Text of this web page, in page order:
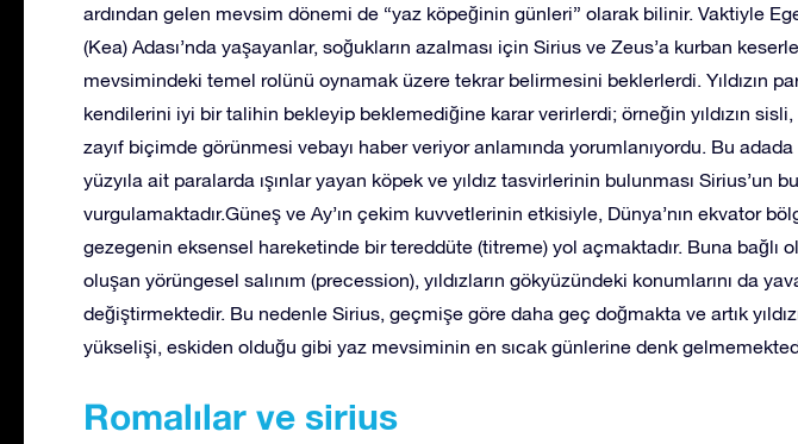
ardından gelen mevsim dönemi de “yaz köpeğinin günleri” olarak bilinir. Vaktiyle
(Kea) Adası’nda yaşayanlar, soğukların azalması için Sirius ve Zeus’a kurban
mevsimindeki temel rolünü oynamak üzere tekrar belirmesini beklerlerdi. Yıldızın
kendilerini iyi bir talihin bekleyip beklemediğine karar verirlerdi; örneğin yıldızın sisli,
zayıf biçimde görünmesi vebayı haber veriyor anlamında yorumlanıyordu. Bu
yüzyıla ait paralarda ışınlar yayan köpek ve yıldız tasvirlerinin bulunması Sirius’un
vurgulamaktadır.Güneş ve Ay’ın çekim kuvvetlerinin etkisiyle, Dünya’nın ekvator
gezegenin eksensel hareketinde bir tereddüte (titreme) yol açmaktadır. Buna bağlı
oluşan yörüngesel salınım (precession), yıldızların gökyüzündeki konumlarını da
değiştirmektedir. Bu nedenle Sirius, geçmişe göre daha geç doğmakta ve artık
yükselişi, eskiden olduğu gibi yaz mevsiminin en sıcak günlerine denk
Romalılar ve sirius